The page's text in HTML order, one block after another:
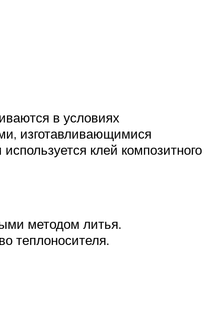
в условиях
изготавливающимися
клей композитного
методом литья.
теплоносителя.